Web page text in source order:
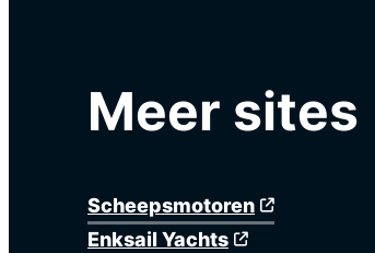
Meer sites
Scheepsmotoren
Enksail Yachts